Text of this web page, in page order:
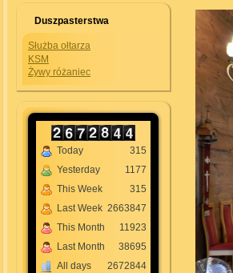
Duszpasterstwa
Służba ołtarza
KSM
Żywy różaniec
Today
Yesterday
This Week
Last Week
This Month
Last Month
All days
315
1177
315
2663847
11923
38695
2672844